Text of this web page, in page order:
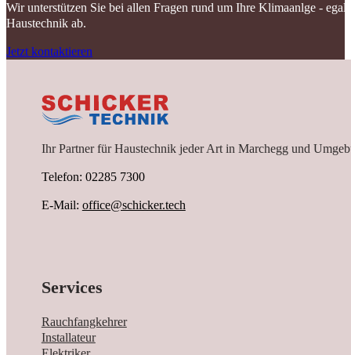
Wir unterstützen Sie bei allen Fragen rund um Ihre Klimaanlge -
Haustechnik ab.
Jetzt kontaktieren
Ihr Partner für Haustechnik jeder Art in Marchegg und
Telefon: 02285 7300
E-Mail: office@schicker.tech
Services
Rauchfangkehrer
Installateur